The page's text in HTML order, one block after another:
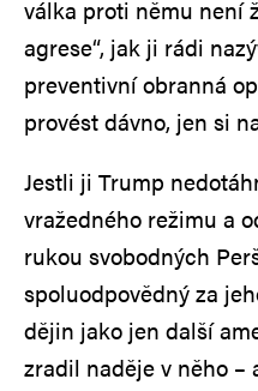
válka proti němu není
agrese“, jak ji rádi
preventivní obranná
provést dávno, jen si
Jestli ji Trump
vražedného režimu a
rukou svobodných
spoluodpovědný za
dějin jako jen další
zradil naděje v něho –